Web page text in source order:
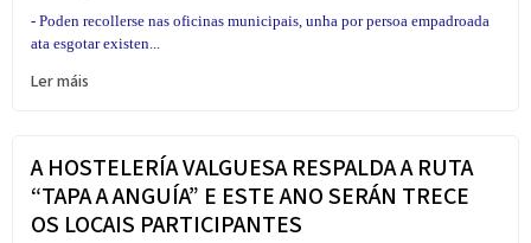
- Poden recollerse nas oficinas municipais, unha por persoa empadroada
ata esgotar existen...
Ler máis
A HOSTELERÍA VALGUESA RESPALDA A RUTA
“TAPA A ANGUÍA” E ESTE ANO SERÁN TRECE
OS LOCAIS PARTICIPANTES